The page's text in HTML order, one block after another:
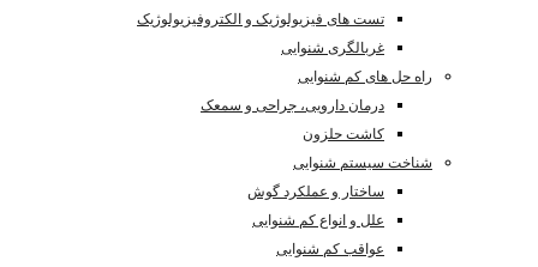
تست های فیزیولوژیک و الکتروفیزیولوژیک
غربالگری شنوایی
راه حل های کم شنوایی
درمان دارویی، جراحی و سمعک
کاشت حلزون
شناخت سیستم شنوایی
ساختار و عملکرد گوش
علل و انواع کم شنوایی
عواقب کم شنوایی